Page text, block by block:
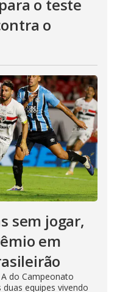
o teste
o
sem jogar,
em
do Campeonato
equipes vivendo